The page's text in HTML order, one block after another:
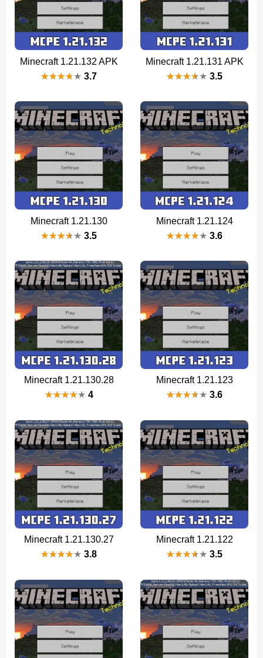
Minecraft 1.21.132 APK
3.7
Minecraft 1.21.131 APK
3.5
Minecraft 1.21.130
3.5
Minecraft 1.21.124
3.6
Minecraft 1.21.130.28
4
Minecraft 1.21.123
3.6
Minecraft 1.21.130.27
3.8
Minecraft 1.21.122
3.5